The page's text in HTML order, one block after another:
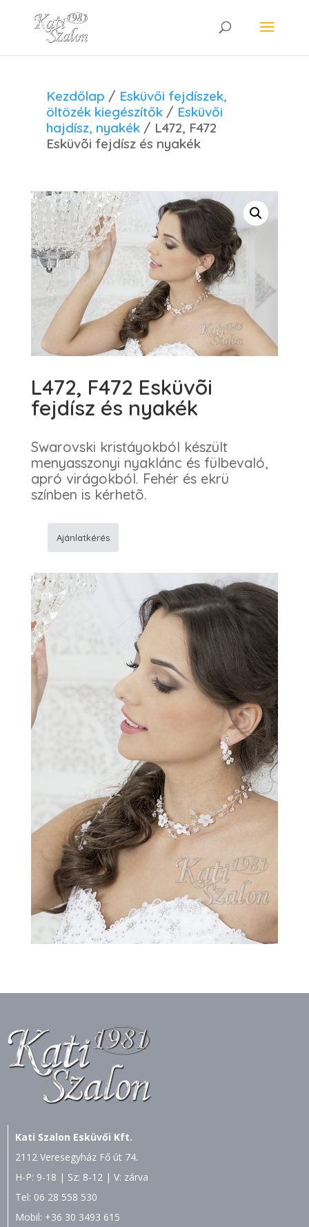
Kezdőlap / Esküvői fejdíszek,
öltözék kiegészítők / Esküvői
hajdísz, nyakék / L472, F472
Esküvõi fejdísz és nyakék
L472, F472 Esküvõi
fejdísz és nyakék
Swarovski kristáyokból készült
menyasszonyi nyaklánc és fülbevaló,
apró virágokból. Fehér és ekrü
színben is kérhetõ.
Esküvõi
fejdísz
és
nyakék
mennyiség
Ajánlatkérés
Kati Szalon Esküvői Kft.
2112 Veresegyház Fő út 74.
H-P: 9-18 | Sz: 8-12 | V: zárva
Tel: 06 28 558 530
Mobil: +36 30 3493 615